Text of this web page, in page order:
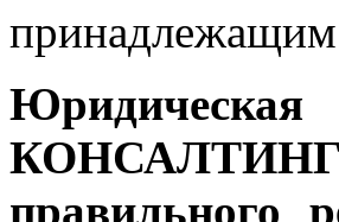
правильного